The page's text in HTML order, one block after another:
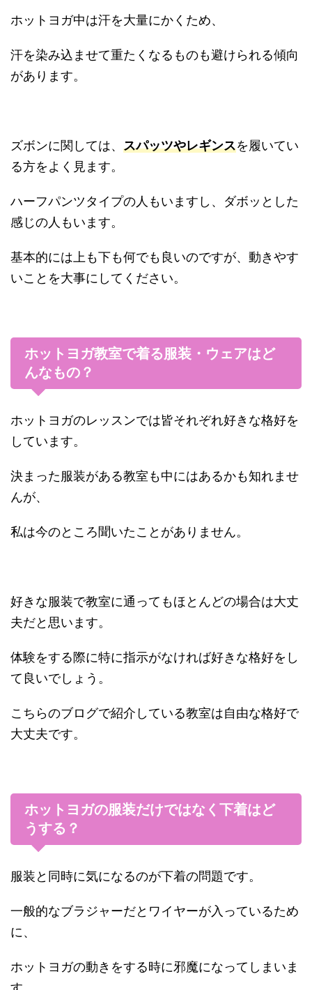
ホットヨガ中は汗を大量にかくため、
汗を染み込ませて重たくなるものも避けられる傾向
があります。
ズボンに関しては、 スパッツやレギンスを履いてい
る方をよく見ます。
ハーフパンツタイプの人もいますし、ダボッとした
感じの人もいます。
基本的には上も下も何でも良いのですが、動きやす
いことを大事にしてください。
ホットヨガ教室で着る服装・ウェアはど
んなもの？
ホットヨガのレッスンでは皆それぞれ好きな格好を
しています。
決まった服装がある教室も中にはあるかも知れませ
んが、
私は今のところ聞いたことがありません。
好きな服装で教室に通ってもほとんどの場合は大丈
夫だと思います。
体験をする際に特に指示がなければ好きな格好をし
て良いでしょう。
こちらのブログで紹介している教室は自由な格好で
大丈夫です。
ホットヨガの服装だけではなく下着はど
うする？
服装と同時に気になるのが下着の問題です。
一般的なブラジャーだとワイヤーが入っているため
に、
ホットヨガの動きをする時に邪魔になってしまいま